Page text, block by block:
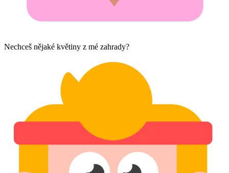
Nechceš nějaké květiny z mé zahrady?